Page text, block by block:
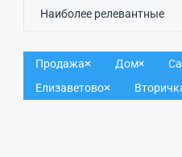
Наиболее релевантные
Продажа Дом
Елизаветово